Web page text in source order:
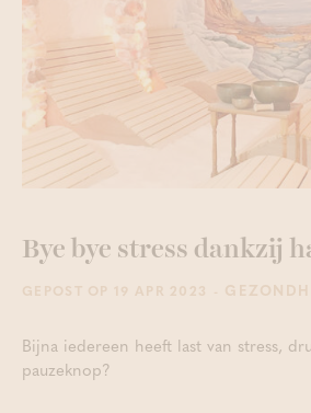
Bye bye stress dankzij
GEPOST OP 19 APR 2023 -
Bijna iedereen heeft last van stress,
pauzeknop?